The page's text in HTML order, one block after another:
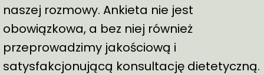
naszej rozmowy. Ankieta nie jest
obowiązkowa, a bez niej również
przeprowadzimy jakościową i
satysfakcjonującą konsultację dietetyczną.